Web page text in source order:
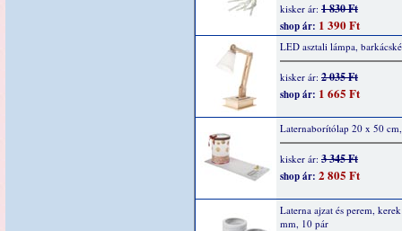
kisker ár: 1 830 Ft
shop ár: 1 390 Ft
LED asztali lámpa,
kisker ár: 2 035 Ft
shop ár: 1 665 Ft
Laternaborítólap 20 x 50
kisker ár: 3 345 Ft
shop ár: 2 805 Ft
Laterna ajzat és perem,
mm, 10 pár